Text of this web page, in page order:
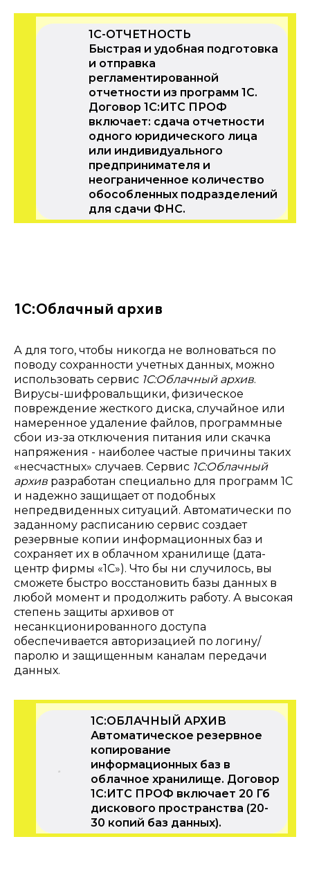
1С-ОТЧЕТНОСТЬ
Быстрая и удобная подготовка
и отправка
регламентированной
отчетности из программ 1С.
Договор 1С:ИТС ПРОФ
включает: сдача отчетности
одного юридического лица
или индивидуального
предпринимателя и
неограниченное количество
обособленных подразделений
для сдачи ФНС.
1С:Облачный архив
А для того, чтобы никогда не волноваться по
поводу сохранности учетных данных, можно
использовать сервис 1С:Облачный архив.
Вирусы-шифровальщики, физическое
повреждение жесткого диска, случайное или
намеренное удаление файлов, программные
сбои из-за отключения питания или скачка
напряжения - наиболее частые причины таких
«несчастных» случаев. Сервис 1С:Облачный
архив разработан специально для программ 1С
и надежно защищает от подобных
непредвиденных ситуаций. Автоматически по
заданному расписанию сервис создает
резервные копии информационных баз и
сохраняет их в облачном хранилище (дата-
центр фирмы «1С»). Что бы ни случилось, вы
сможете быстро восстановить базы данных в
любой момент и продолжить работу. А высокая
степень защиты архивов от
несанкционированного доступа
обеспечивается авторизацией по логину/
паролю и защищенным каналам передачи
данных.
1С:ОБЛАЧНЫЙ АРХИВ
Автоматическое резервное
копирование
информационных баз в
облачное хранилище. Договор
1С:ИТС ПРОФ включает 20 Гб
дискового пространства (20-
30 копий баз данных).